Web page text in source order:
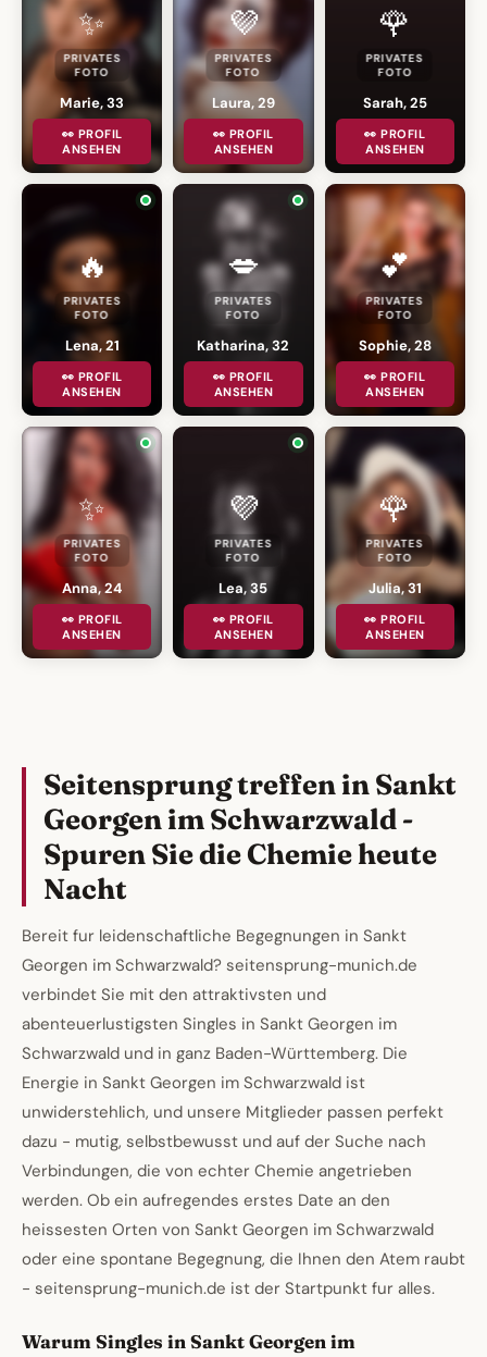
✨
PRIVATES
FOTO
Marie, 33
👀 PROFIL
ANSEHEN
💜
PRIVATES
FOTO
Laura, 29
👀 PROFIL
ANSEHEN
🌹
PRIVATES
FOTO
Sarah, 25
👀 PROFIL
ANSEHEN
🔥
PRIVATES
FOTO
Lena, 21
👀 PROFIL
ANSEHEN
💋
PRIVATES
FOTO
Katharina, 32
👀 PROFIL
ANSEHEN
💕
PRIVATES
FOTO
Sophie, 28
👀 PROFIL
ANSEHEN
✨
PRIVATES
FOTO
Anna, 24
👀 PROFIL
ANSEHEN
💜
PRIVATES
FOTO
Lea, 35
👀 PROFIL
ANSEHEN
🌹
PRIVATES
FOTO
Julia, 31
👀 PROFIL
ANSEHEN
Seitensprung treffen in Sankt
Georgen im Schwarzwald -
Spuren Sie die Chemie heute
Nacht
Bereit fur leidenschaftliche Begegnungen in Sankt
Georgen im Schwarzwald? seitensprung-munich.de
verbindet Sie mit den attraktivsten und
abenteuerlustigsten Singles in Sankt Georgen im
Schwarzwald und in ganz Baden-Württemberg. Die
Energie in Sankt Georgen im Schwarzwald ist
unwiderstehlich, und unsere Mitglieder passen perfekt
dazu - mutig, selbstbewusst und auf der Suche nach
Verbindungen, die von echter Chemie angetrieben
werden. Ob ein aufregendes erstes Date an den
heissesten Orten von Sankt Georgen im Schwarzwald
oder eine spontane Begegnung, die Ihnen den Atem raubt
- seitensprung-munich.de ist der Startpunkt fur alles.
Warum Singles in Sankt Georgen im